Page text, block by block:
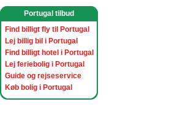
Portugal tilbud
Find billigt fly til Portugal
Lej billig bil i Portugal
Find billigt hotel i Portugal
Lej feriebolig i Portugal
Guide og rejseservice
Køb bolig i Portugal